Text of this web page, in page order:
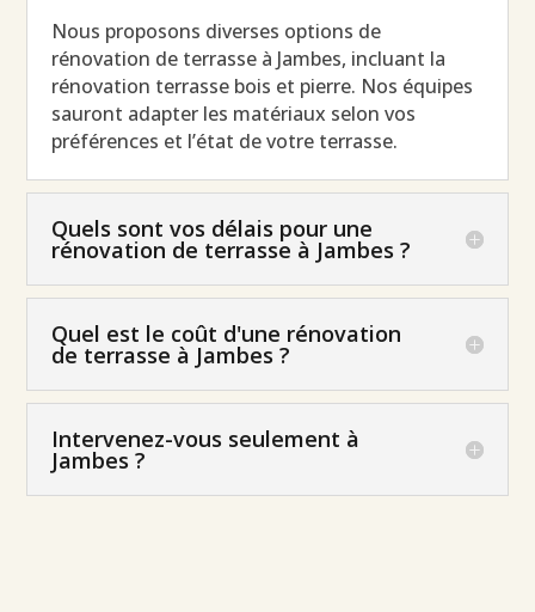
Nous proposons diverses options de
rénovation de terrasse à Jambes, incluant la
rénovation terrasse bois et pierre. Nos équipes
sauront adapter les matériaux selon vos
préférences et l’état de votre terrasse.
Quels sont vos délais pour une
rénovation de terrasse à Jambes ?
Quel est le coût d'une rénovation
de terrasse à Jambes ?
Intervenez-vous seulement à
Jambes ?